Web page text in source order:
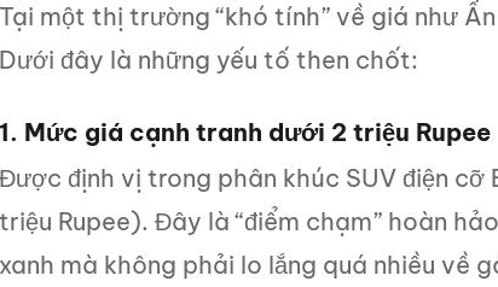
Tại một thị trường “khó tính” về giá như
Dưới đây là những yếu tố then chốt:
1. Mức giá cạnh tranh dưới 2 triệu Rupee
Được định vị trong phân khúc SUV điện
triệu Rupee). Đây là “điểm chạm” hoàn
xanh mà không phải lo lắng quá nhiều về